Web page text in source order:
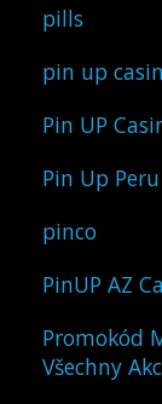
pills
pin up
Pin UP
Pin Up Peru
pinco
PinUP AZ
Promokód
Všechny